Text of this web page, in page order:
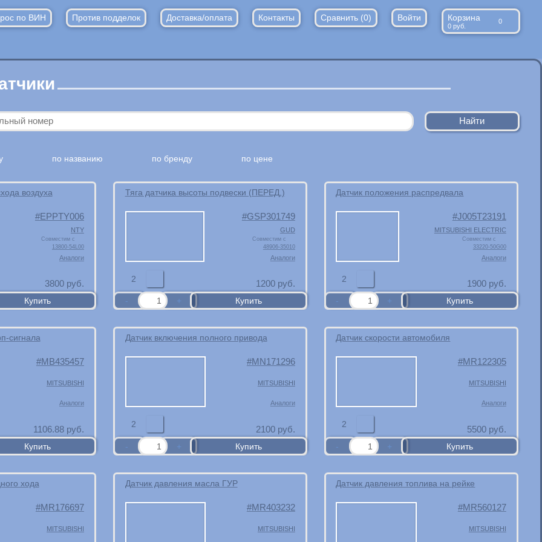
по ВИН Против подделок Доставка/оплата Контакты Сравнить (0) Войти Корзина 0
0руб.
по названию по бренду по цене
воздуха
EPPTY006
NTY
Совместим с
13800-54L00
Аналоги
3800руб.
Тяга датчика высоты подвески (ПЕРЕД,)
GSP301749
GUD
Совместим с
48906-35010
Аналоги
2 1200руб.
Датчик положения распредвала
J005T23191
MITSUBISHI ELECTRIC
Совместим с
33220-50G00
Аналоги
2 1900руб.
сигнала
MB435457
MITSUBISHI
Аналоги
1106.88руб.
Датчик включения полного привода
MN171296
MITSUBISHI
Аналоги
2 2100руб.
Датчик скорости автомобиля
MR122305
MITSUBISHI
Аналоги
2 5500руб.
хода
MR176697
MITSUBISHI
Датчик давления масла ГУР
MR403232
MITSUBISHI
Датчик давления топлива на рейке
MR560127
MITSUBISHI